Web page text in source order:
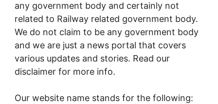
any government body and certainly not
related to Railway related government body.
We do not claim to be any government body
and we are just a news portal that covers
various updates and stories. Read our
disclaimer for more info.
Our website name stands for the following: